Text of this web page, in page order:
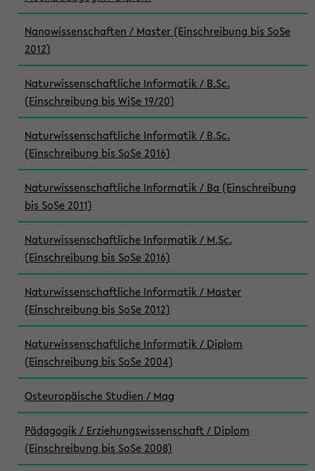
Nanowissenschaften / Master (Einschreibung bis SoSe
2012)
Naturwissenschaftliche Informatik / B.Sc.
(Einschreibung bis WiSe 19/20)
Naturwissenschaftliche Informatik / B.Sc.
(Einschreibung bis SoSe 2016)
Naturwissenschaftliche Informatik / Ba (Einschreibung
bis SoSe 2011)
Naturwissenschaftliche Informatik / M.Sc.
(Einschreibung bis SoSe 2016)
Naturwissenschaftliche Informatik / Master
(Einschreibung bis SoSe 2012)
Naturwissenschaftliche Informatik / Diplom
(Einschreibung bis SoSe 2004)
Osteuropäische Studien / Mag
Pädagogik / Erziehungswissenschaft / Diplom
(Einschreibung bis SoSe 2008)